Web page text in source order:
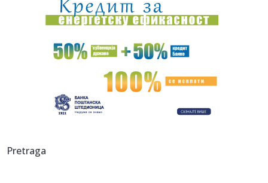
09:39:Predsednik hotela "Hajat" podneo ostavku zbog veza sa
Epstinom
09:35:Masovna tuča u Nišu: Sukob navijača, među učesnicima i
malol...
Mladi u Hrvatskoj masovno kupuju prah koji se udiše: I koji
09:32:Preminuo ikonski glumac koji je volio "miris napalma
Pretraga